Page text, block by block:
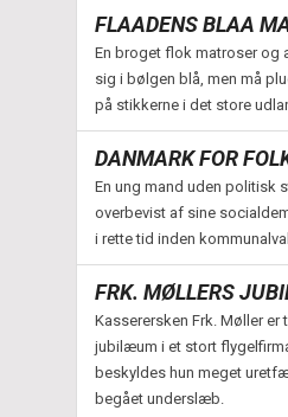
FLAADENS BLAA
En broget flok matroser og
sig i bølgen blå, men må
på stikkerne i det store
DANMARK FOR
En ung mand uden politisk
overbevist af sine
i rette tid inden
FRK. MØLLERS
Kasserersken Frk. Møller
jubilæum i et stort
beskyldes hun meget
begået underslæb.